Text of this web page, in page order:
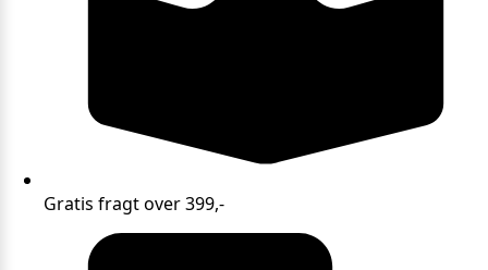
Gratis fragt over 399,-